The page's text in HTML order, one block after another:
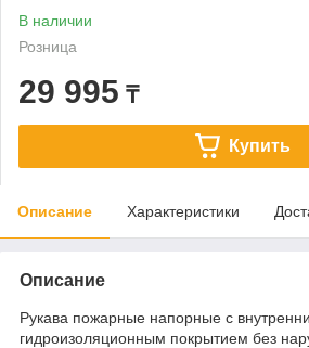
В наличии
Розница
29 995 ₸
Купить
Описание Характеристики
Описание
Рукава пожарные напорные с
гидроизоляционным покрытием без